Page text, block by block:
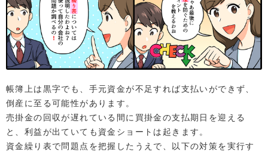
帳簿上は黒字でも、手元資金が不足すれば支払いができず、
倒産に至る可能性があります。
売掛金の回収が遅れている間に買掛金の支払期日を迎える
と、利益が出ていても資金ショートは起きます。
資金繰り表で問題点を把握したうえで、以下の対策を実行す